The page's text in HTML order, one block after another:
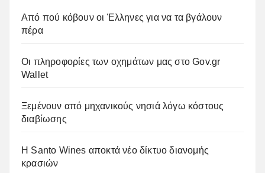
Από πού κόβουν οι Έλληνες για να τα βγάλουν
πέρα
Οι πληροφορίες των οχημάτων μας στο Gov.gr
Wallet
Ξεμένουν από μηχανικούς νησιά λόγω κόστους
διαβίωσης
Η Santo Wines αποκτά νέο δίκτυο διανομής
κρασιών